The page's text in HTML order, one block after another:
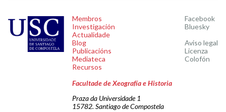
Membros
Investigación
Actualidade
Blog
Publicacións
Mediateca
Recursos
Facebook
Bluesky
Aviso legal
Licenza
Colofón
Facultade de Xeografía e Historia
Praza da Universidade 1
15782. Santiago de Compostela